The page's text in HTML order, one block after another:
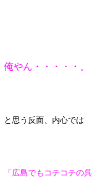
俺やん・・・・・。
と思う反面、内心では
「広島でもコテコテの